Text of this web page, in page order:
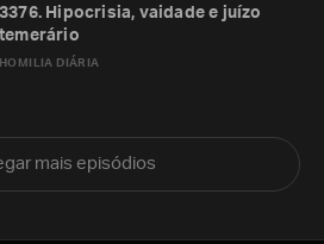
HOMILIA DIÁRIA
3376. Hipocrisia, vaidade e juízo
temerário
mais episódios